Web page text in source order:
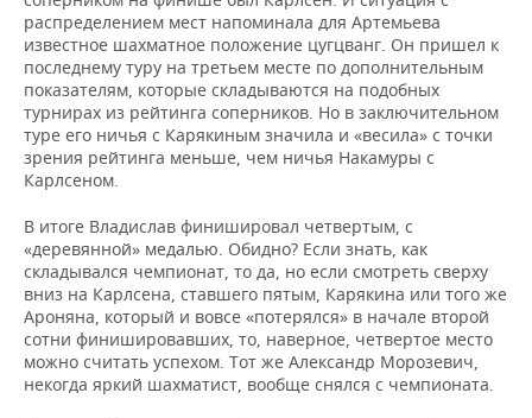
распределением мест напоминала для Артемьева
известное шахматное положение цугцванг. Он пришел к
последнему туру на третьем месте по дополнительным
показателям, которые складываются на подобных
турнирах из рейтинга соперников. Но в заключительном
туре его ничья с Карякиным значила и «весила» с точки
зрения рейтинга меньше, чем ничья Накамуры с
Карлсеном.
В итоге Владислав финишировал четвертым, с
«деревянной» медалью. Обидно? Если знать, как
складывался чемпионат, то да, но если смотреть сверху
вниз на Карлсена, ставшего пятым, Карякина или того же
Ароняна, который и вовсе «потерялся» в начале второй
сотни финишировавших, то, наверное, четвертое место
можно считать успехом. Тот же Александр Морозевич,
некогда яркий шахматист, вообще снялся с чемпионата.